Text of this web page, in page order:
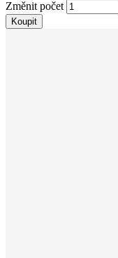
Změnit počet
Koupit